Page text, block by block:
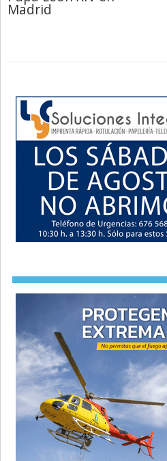
Madrid